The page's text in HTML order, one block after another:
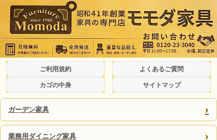
ご利用規約 よくあるご質問
カゴの中身 サイトマップ
ガーデン家具 ›
業務用ダイニング家具 ›